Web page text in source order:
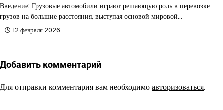
Введение: Грузовые автомобили играют решающую роль в перевозке
грузов на большие расстояния, выступая основой мировой…
12 февраля 2026
Добавить комментарий
Для отправки комментария вам необходимоавторизоваться.